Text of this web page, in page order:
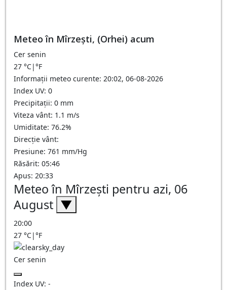
Meteo în Mîrzeşti, (Orhei) acum
Cer senin
27 °C|°F
Informații meteo curente: 20:02, 06-08-2026
Index UV: 0
Precipitații: 0 mm
Viteza vânt: 1.1 m/s
Umiditate: 76.2%
Direcție vânt:
Presiune: 761 mm/Hg
Răsărit: 05:46
Apus: 20:33
Meteo în Mîrzeşti pentru azi, 06
August ▼
20:00
27 °C|°F
Cer senin
Index UV: -